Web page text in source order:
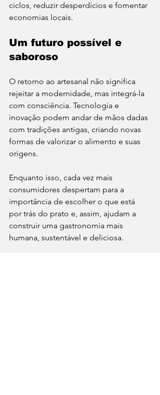
ciclos, reduzir desperdícios e fomentar
economias locais.
Um futuro possível e
saboroso
O retorno ao artesanal não significa
rejeitar a modernidade, mas integrá-la
com consciência. Tecnologia e
inovação podem andar de mãos dadas
com tradições antigas, criando novas
formas de valorizar o alimento e suas
origens.
Enquanto isso, cada vez mais
consumidores despertam para a
importância de escolher o que está
por trás do prato e, assim, ajudam a
construir uma gastronomia mais
humana, sustentável e deliciosa.